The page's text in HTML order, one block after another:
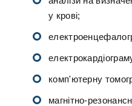
у крові;
комп'ютерну
магнітно-